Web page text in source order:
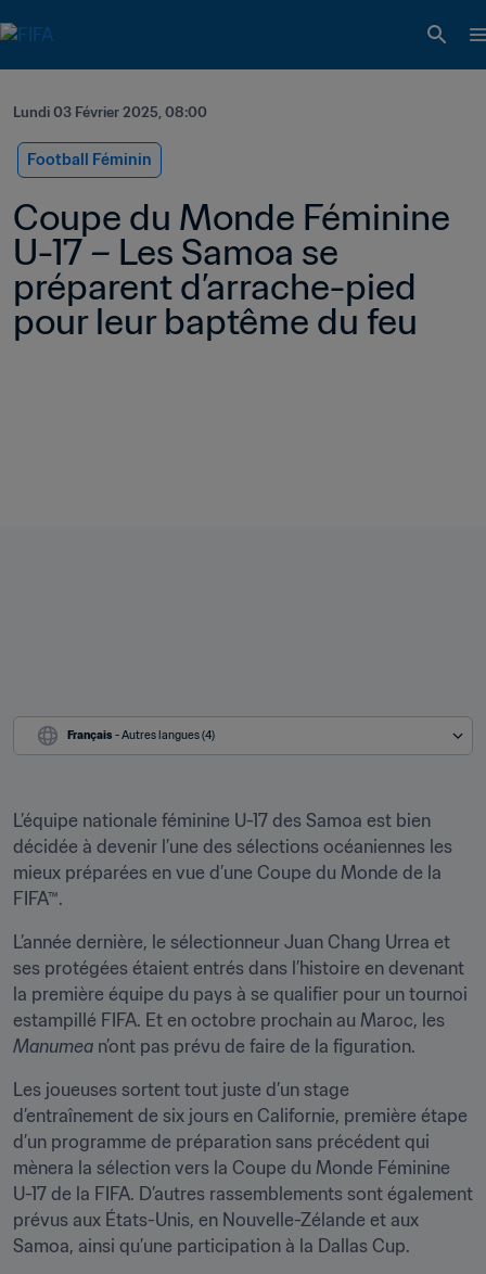
Lundi 03 Février 2025, 08:00
Football Féminin
Coupe du Monde Féminine
U-17 – Les Samoa se
préparent d’arrache-pied
pour leur baptême du feu
Français - Autres langues (4)
L’équipe nationale féminine U-17 des Samoa est bien
décidée à devenir l’une des sélections océaniennes les
mieux préparées en vue d’une Coupe du Monde de la
FIFA™.
L’année dernière, le sélectionneur Juan Chang Urrea et
ses protégées étaient entrés dans l’histoire en devenant
la première équipe du pays à se qualifier pour un tournoi
Manumea n’ont pas prévu de faire de la figuration.
Les joueuses sortent tout juste d’un stage
d’entraînement de six jours en Californie, première étape
d’un programme de préparation sans précédent qui
mènera la sélection vers la Coupe du Monde Féminine
U-17 de la FIFA. D’autres rassemblements sont également
prévus aux États-Unis, en Nouvelle-Zélande et aux
Samoa, ainsi qu’une participation à la Dallas Cup.